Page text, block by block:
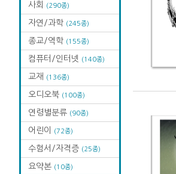
사회 (290종)
자연/과학 (245종)
종교/역학 (155종)
컴퓨터/인터넷 (140종)
교재 (136종)
오디오북 (100종)
연령별분류 (90종)
어린이 (72종)
수험서/자격증 (25종)
요약본 (10종)